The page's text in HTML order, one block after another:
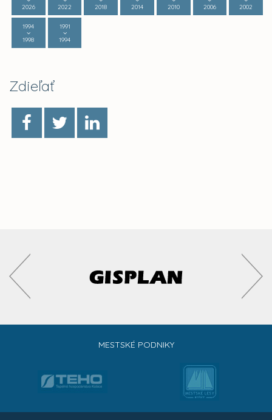
2026
2022
2018
2014
2010
2006
2002
1994
1998
1991
1994
Zdieľať
MESTSKÉ PODNIKY